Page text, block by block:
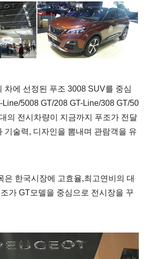
차에 선정된 푸조 3008 SUV를 중심
5008 GT/208 GT-Line/308 GT/50
의 전시차량이 지금까지 푸조가 전달
기술력, 디자인을 뽐내며 관람객을 유
은 한국시장에 고효율,최고연비의 대
가 GT모델을 중심으로 전시장을 꾸